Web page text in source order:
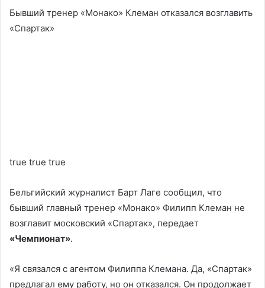
Бывший тренер «Монако» Клеман отказался возглавить
«Спартак»
true true true
Бельгийский журналист Барт Лаге сообщил, что
бывший главный тренер «Монако» Филипп Клеман не
возглавит московский «Спартак», передает
«Чемпионат».
«Я связался с агентом Филиппа Клемана. Да, «Спартак»
предлагал ему работу, но он отказался. Он продолжает